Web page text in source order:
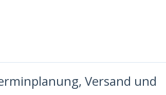
Versand und